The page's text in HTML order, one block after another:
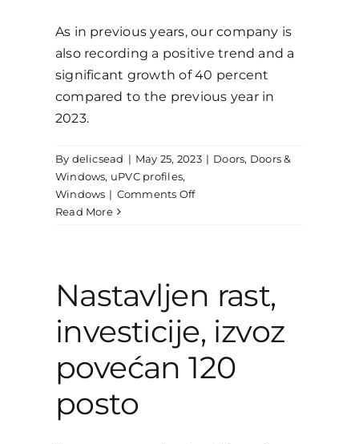
As in previous years, our company is
also recording a positive trend and a
significant growth of 40 percent
compared to the previous year in
2023.
By delicsead | May 25, 2023 | Doors, Doors &
Windows, uPVC profiles,
Windows | Comments Offon
by
percent
Read More
Nastavljen rast,
investicije, izvoz
povećan 120
posto